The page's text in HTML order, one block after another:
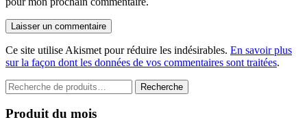
Laisser un commentaire
Ce site utilise Akismet pour réduire les indésirables. En savoir plus
sur la façon dont les données de vos commentaires sont traitées.
Recherche
pour :
Recherche
Produit du mois